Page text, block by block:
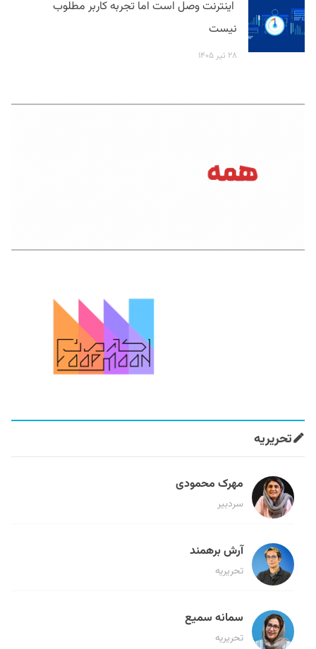
اینترنت وصل است اما تجربه کاربر مطلوب
نیست
۲۸ تیر ۱۴۰۵
تحریریه
مهرک محمودی
سردبیر
آرش برهمند
تحریریه
سمانه سمیع
تحریریه